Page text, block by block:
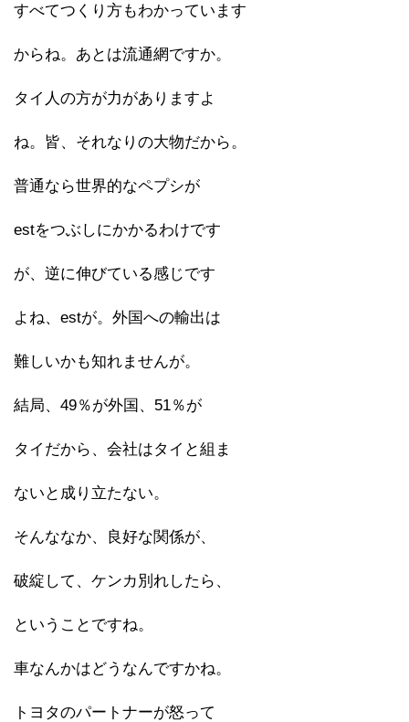
すべてつくり方もわかっています
からね。あとは流通網ですか。
タイ人の方が力がありますよ
ね。皆、それなりの大物だから。
普通なら世界的なペプシが
estをつぶしにかかるわけです
が、逆に伸びている感じです
よね、estが。外国への輸出は
難しいかも知れませんが。
結局、49％が外国、51％が
タイだから、会社はタイと組ま
ないと成り立たない。
そんななか、良好な関係が、
破綻して、ケンカ別れしたら、
ということですね。
車なんかはどうなんですかね。
トヨタのパートナーが怒って